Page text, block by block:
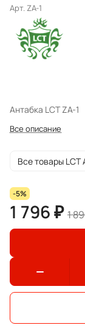
Арт. ZA-1
Антабка LCT ZA-1
Все описание
Все товары LCT
-5%
1 796 ₽ 1